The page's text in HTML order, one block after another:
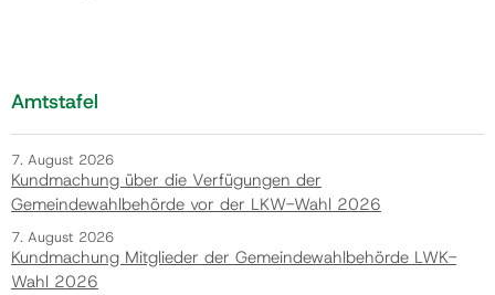
Amtstafel
7. August 2026
Kundmachung über die Verfügungen der
Gemeindewahlbehörde vor der LKW-Wahl 2026
7. August 2026
Kundmachung Mitglieder der Gemeindewahlbehörde LWK-
Wahl 2026